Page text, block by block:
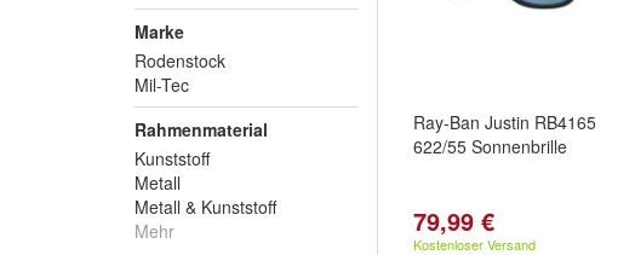
Marke
Rodenstock
Mil-Tec
Rahmenmaterial
Kunststoff
Metall
Metall & Kunststoff
Mehr
Ray-Ban Justin RB4165
622/55 Sonnenbrille
79,99 €
Kostenloser Versand